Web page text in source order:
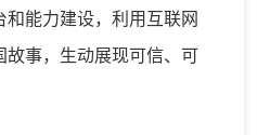
能力建设，利用互联网
故事，生动展现可信、可